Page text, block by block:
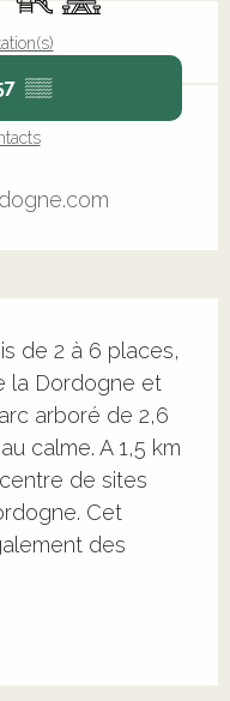
▒▒
de 2 à 6 places,
la Dordogne et
arboré de 2,6
calme. A 1,5 km
de sites
Cet
des